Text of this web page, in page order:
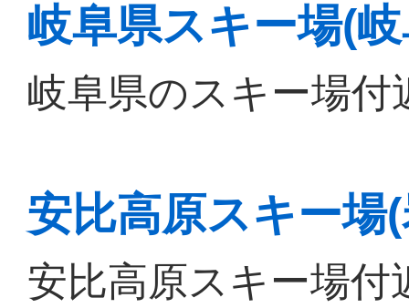
岐阜県スキー場(
岐阜県のスキー場
安比高原スキー場
安比高原スキー場